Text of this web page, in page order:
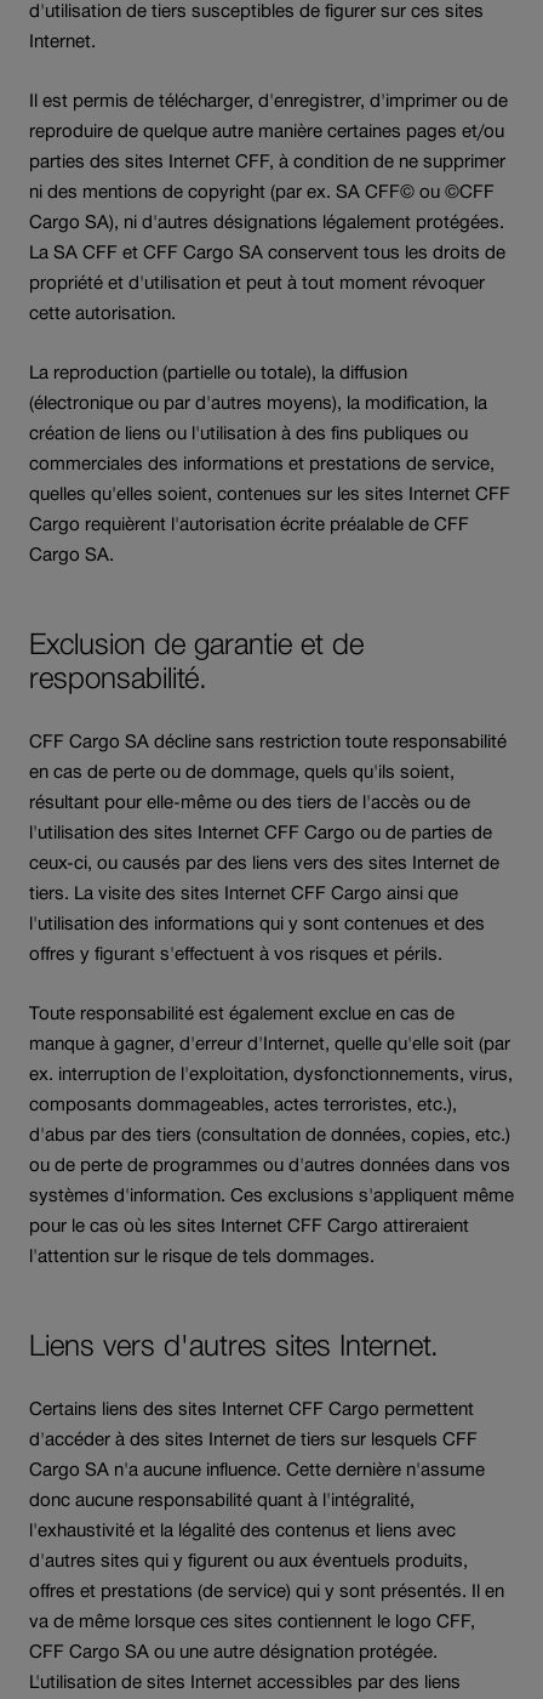
d'utilisation de tiers susceptibles de figurer sur ces sites
Internet.
Il est permis de télécharger, d'enregistrer, d'imprimer ou de
reproduire de quelque autre manière certaines pages et/ou
parties des sites Internet CFF, à condition de ne supprimer
ni des mentions de copyright (par ex. SA CFF© ou ©CFF
Cargo SA), ni d'autres désignations légalement protégées.
La SA CFF et CFF Cargo SA conservent tous les droits de
propriété et d'utilisation et peut à tout moment révoquer
cette autorisation.
La reproduction (partielle ou totale), la diffusion
(électronique ou par d'autres moyens), la modification, la
création de liens ou l'utilisation à des fins publiques ou
commerciales des informations et prestations de service,
quelles qu'elles soient, contenues sur les sites Internet CFF
Cargo requièrent l'autorisation écrite préalable de CFF
Cargo SA.
Exclusion de garantie et de
responsabilité.
CFF Cargo SA décline sans restriction toute responsabilité
en cas de perte ou de dommage, quels qu'ils soient,
résultant pour elle-même ou des tiers de l'accès ou de
l'utilisation des sites Internet CFF Cargo ou de parties de
ceux-ci, ou causés par des liens vers des sites Internet de
tiers. La visite des sites Internet CFF Cargo ainsi que
l'utilisation des informations qui y sont contenues et des
offres y figurant s'effectuent à vos risques et périls.
Toute responsabilité est également exclue en cas de
manque à gagner, d'erreur d'Internet, quelle qu'elle soit (par
ex. interruption de l'exploitation, dysfonctionnements, virus,
composants dommageables, actes terroristes, etc.),
d'abus par des tiers (consultation de données, copies, etc.)
ou de perte de programmes ou d'autres données dans vos
systèmes d'information. Ces exclusions s'appliquent même
pour le cas où les sites Internet CFF Cargo attireraient
l'attention sur le risque de tels dommages.
Liens vers d'autres sites Internet.
Certains liens des sites Internet CFF Cargo permettent
d'accéder à des sites Internet de tiers sur lesquels CFF
Cargo SA n'a aucune influence. Cette dernière n'assume
donc aucune responsabilité quant à l'intégralité,
l'exhaustivité et la légalité des contenus et liens avec
d'autres sites qui y figurent ou aux éventuels produits,
offres et prestations (de service) qui y sont présentés. Il en
va de même lorsque ces sites contiennent le logo CFF,
CFF Cargo SA ou une autre désignation protégée.
L'utilisation de sites Internet accessibles par des liens